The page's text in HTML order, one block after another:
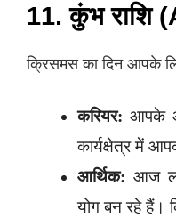
11. कुंभ राशि
क्रिसमस का दिन आपके
करियर: आपके
कार्यक्षेत्र में
आर्थिक: आज
योग बन रहे हैं।